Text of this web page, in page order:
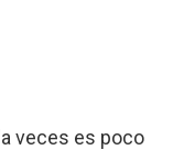
veces es poco